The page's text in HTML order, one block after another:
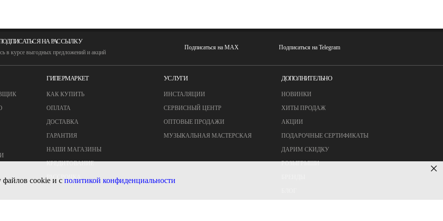
НА РАССЫЛКУ
в курсе выгодных предложений и акций
Подписаться на MAX Подписаться на Telegram
ГИПЕРМАРКЕТ
КАК КУПИТЬ
ОПЛАТА
ДОСТАВКА
ГАРАНТИЯ
НАШИ МАГАЗИНЫ
КРЕДИТОВАНИЕ
РАССРОЧКА
УСЛУГИ
ИНСТАЛЯЦИИ
СЕРВИСНЫЙ ЦЕНТР
ОПТОВЫЕ ПРОДАЖИ
МУЗЫКАЛЬНАЯ МАСТЕРСКАЯ
ДОПОЛНИТЕЛЬНО
НОВИНКИ
ХИТЫ ПРОДАЖ
АКЦИИ
ПОДАРОЧНЫЕ СЕРТИФИКАТЫ
ДАРИМ СКИДКУ
РОЗЫГРЫШИ
файлов cookie и с политикой конфиденциальности
×